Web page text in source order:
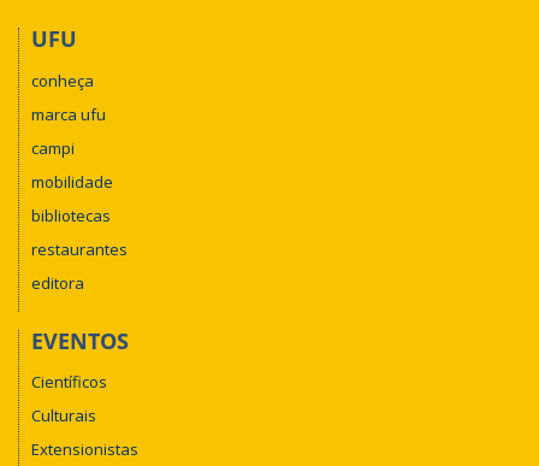
UFU
conheça
marca ufu
campi
mobilidade
bibliotecas
restaurantes
editora
EVENTOS
Científicos
Culturais
Extensionistas